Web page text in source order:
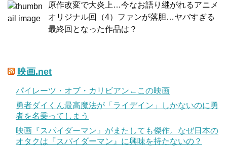
原作改変で大炎上…今なお語り継がれるアニメ
オリジナル回（4）ファンが落胆…ヤバすぎる
最終回となった作品は？
映画.net
パイレーツ・オブ・カリビアン←この映画
勇者ダイくん最高魔法が「ライデイン」しかないのに勇
者を名乗ってしまう
映画『スパイダーマン』がまたしても傑作。なぜ日本の
オタクは『スパイダーマン』に興味を持たないの？